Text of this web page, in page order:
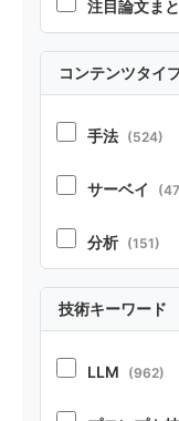
注目論文ま
コンテンツタイ
手法 (524)
サーベイ
分析 (151)
技術キーワード
LLM (962)